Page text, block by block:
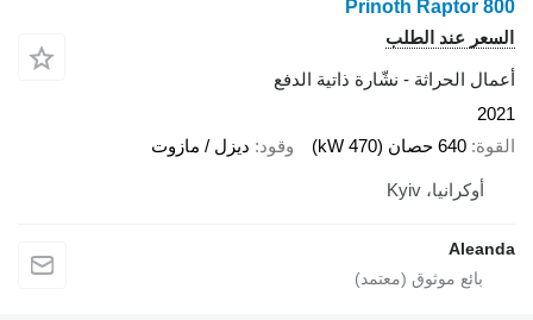
Prinoth Raptor 800
السعر عند الطلب
أعمال الحراثة - نشّارة ذاتية الدفع
2021
القوة 640 حصان (470 kW) وقود ديزل / مازوت
أوكرانيا، Kyiv
Aleanda